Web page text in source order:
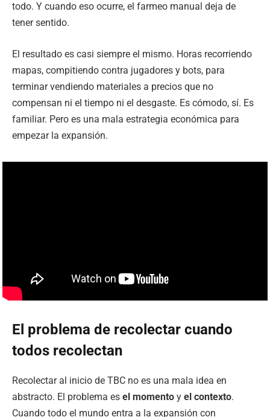
todo. Y cuando eso ocurre, el farmeo manual deja de
tener sentido.
El resultado es casi siempre el mismo. Horas recorriendo
mapas, compitiendo contra jugadores y bots, para
terminar vendiendo materiales a precios que no
compensan ni el tiempo ni el desgaste. Es cómodo, sí. Es
familiar. Pero es una mala estrategia económica para
empezar la expansión.
El problema de recolectar cuando
todos recolectan
Recolectar al inicio de TBC no es una mala idea en
abstracto. El problema es el momento y el contexto.
Cuando todo el mundo entra a la expansión con